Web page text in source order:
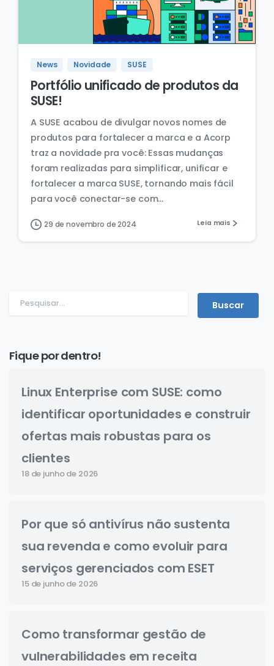
News Novidade SUSE
Portfólio unificado de produtos da
SUSE!
A SUSE acabou de divulgar novos nomes de
produtos para fortalecer a marca e a Acorp
traz a novidade pra você: Essas mudanças
foram realizadas para simplificar, unificar e
fortalecer a marca SUSE, tornando mais fácil
para você conectar-se com...
29 de novembro de 2024 Leia mais
Fique por dentro!
Linux Enterprise com SUSE: como
identificar oportunidades e construir
ofertas mais robustas para os
clientes
18 de junho de 2026
Por que só antivírus não sustenta
sua revenda e como evoluir para
serviços gerenciados com ESET
15 de junho de 2026
Como transformar gestão de
vulnerabilidades em receita